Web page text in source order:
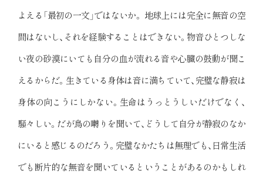
よえる「最初の一文」ではないか。 地球上には完全に無音の空
間はないし、それを経験することはできない。物音ひとつしな
い夜の砂漠にいても自分の血が流れる音や心臓の鼓動が聞こ
えるからだ。生きている身体は音に満ちていて、完璧な静寂は
身体の向こうにしかない。生命はうっとうしいだけでなく、
騒々しい。だが鳥の囀りを聞いて、どうして自分が静寂のなか
にいると感じるのだろう。完璧なかたちは無理でも、日常生活
でも断片的な無音を聞いているということがあるのかもしれ